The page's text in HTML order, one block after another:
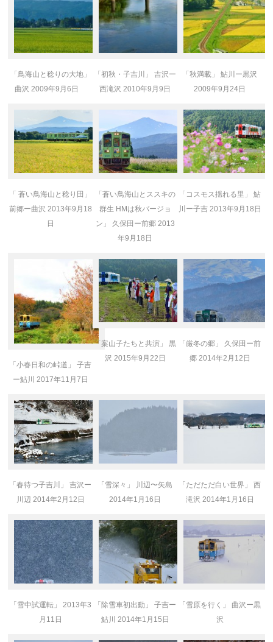
「鳥海山と稔りの大地」
曲沢 2009年9月6日
「初秋・子吉川」 吉沢ー
西滝沢 2010年9月9日
「秋満載」 鮎川ー黒沢
2009年9月24日
「 蒼い鳥海山と稔り田」
前郷ー曲沢 2013年9月18
日
「蒼い鳥海山とススキの
群生 HMは秋バージョ
ン」 久保田ー前郷 2013
年9月18日
「コスモス揺れる里」 鮎
川ー子吉 2013年9月18日
「小春日和の峠道」 子吉
ー鮎川 2017年11月7日
「案山子たちと共演」 黒
沢 2015年9月22日
「厳冬の郷」 久保田ー前
郷 2014年2月12日
「春待つ子吉川」 吉沢ー
川辺 2014年2月12日
「雪深々」 川辺〜矢島
2014年1月16日
「ただただ白い世界」 西
滝沢 2014年1月16日
「雪中試運転」 2013年3
月11日
「除雪車初出動」 子吉ー
鮎川 2014年1月15日
「雪原を行く」 曲沢ー黒
沢